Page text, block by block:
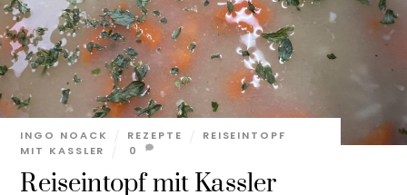
Reiseintopf mit Kassler
INGO NOACK REZEPTE
REISEINTOPF
MIT KASSLER
0